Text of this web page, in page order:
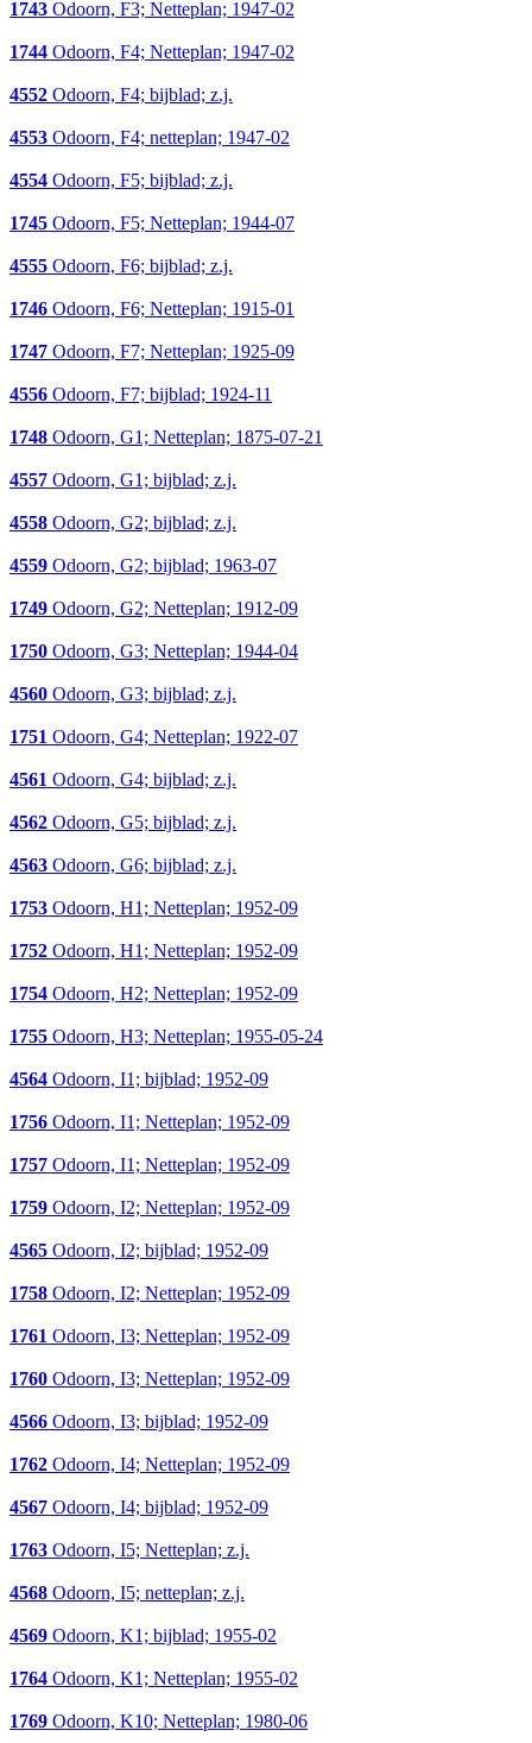
1743 Odoorn, F3; Netteplan; 1947-02
1744 Odoorn, F4; Netteplan; 1947-02
4552 Odoorn, F4; bijblad; z.j.
4553 Odoorn, F4; netteplan; 1947-02
4554 Odoorn, F5; bijblad; z.j.
1745 Odoorn, F5; Netteplan; 1944-07
4555 Odoorn, F6; bijblad; z.j.
1746 Odoorn, F6; Netteplan; 1915-01
1747 Odoorn, F7; Netteplan; 1925-09
4556 Odoorn, F7; bijblad; 1924-11
1748 Odoorn, G1; Netteplan; 1875-07-21
4557 Odoorn, G1; bijblad; z.j.
4558 Odoorn, G2; bijblad; z.j.
4559 Odoorn, G2; bijblad; 1963-07
1749 Odoorn, G2; Netteplan; 1912-09
1750 Odoorn, G3; Netteplan; 1944-04
4560 Odoorn, G3; bijblad; z.j.
1751 Odoorn, G4; Netteplan; 1922-07
4561 Odoorn, G4; bijblad; z.j.
4562 Odoorn, G5; bijblad; z.j.
4563 Odoorn, G6; bijblad; z.j.
1753 Odoorn, H1; Netteplan; 1952-09
1752 Odoorn, H1; Netteplan; 1952-09
1754 Odoorn, H2; Netteplan; 1952-09
1755 Odoorn, H3; Netteplan; 1955-05-24
4564 Odoorn, I1; bijblad; 1952-09
1756 Odoorn, I1; Netteplan; 1952-09
1757 Odoorn, I1; Netteplan; 1952-09
1759 Odoorn, I2; Netteplan; 1952-09
4565 Odoorn, I2; bijblad; 1952-09
1758 Odoorn, I2; Netteplan; 1952-09
1761 Odoorn, I3; Netteplan; 1952-09
1760 Odoorn, I3; Netteplan; 1952-09
4566 Odoorn, I3; bijblad; 1952-09
1762 Odoorn, I4; Netteplan; 1952-09
4567 Odoorn, I4; bijblad; 1952-09
1763 Odoorn, I5; Netteplan; z.j.
4568 Odoorn, I5; netteplan; z.j.
4569 Odoorn, K1; bijblad; 1955-02
1764 Odoorn, K1; Netteplan; 1955-02
1769 Odoorn, K10; Netteplan; 1980-06